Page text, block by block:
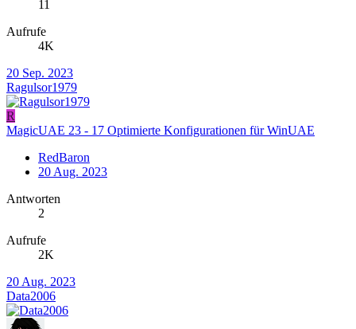
11
Aufrufe
4K
20 Sep. 2023
Ragulsor1979
R
MagicUAE 23 - 17 Optimierte Konfigurationen für WinUAE
RedBaron
20 Aug. 2023
Antworten
2
Aufrufe
2K
20 Aug. 2023
Data2006